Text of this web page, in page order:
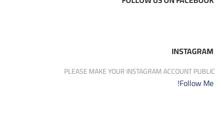
INSTAGRAM
PLEASE MAKE YOUR INSTAGRAM ACCOUNT PUBLIC
Follow Me!